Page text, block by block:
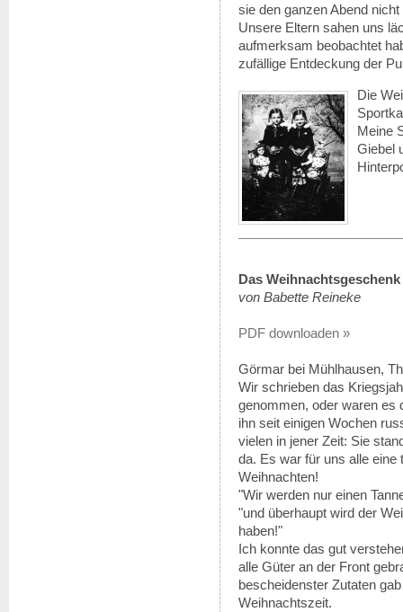
sie den ganzen Abend
Unsere Eltern sahen uns
aufmerksam beobachtet
zufällige Entdeckung der
Die
Meine
Giebel
Das Weihnachtsgeschenk
von Babette Reineke
PDF downloaden »
Görmar bei Mühlhausen,
Wir schrieben das
genommen, oder waren es
ihn seit einigen Wochen
vielen in jener Zeit: Sie
da. Es war für uns alle
Weihnachten!
"Wir werden nur einen
"und überhaupt wird der
haben!"
Ich konnte das gut
alle Güter an der Front
bescheidenster Zutaten
Weihnachtszeit.